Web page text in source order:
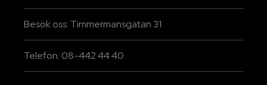
Besök oss: Timmermansgatan 31
Telefon: 08-442 44 40